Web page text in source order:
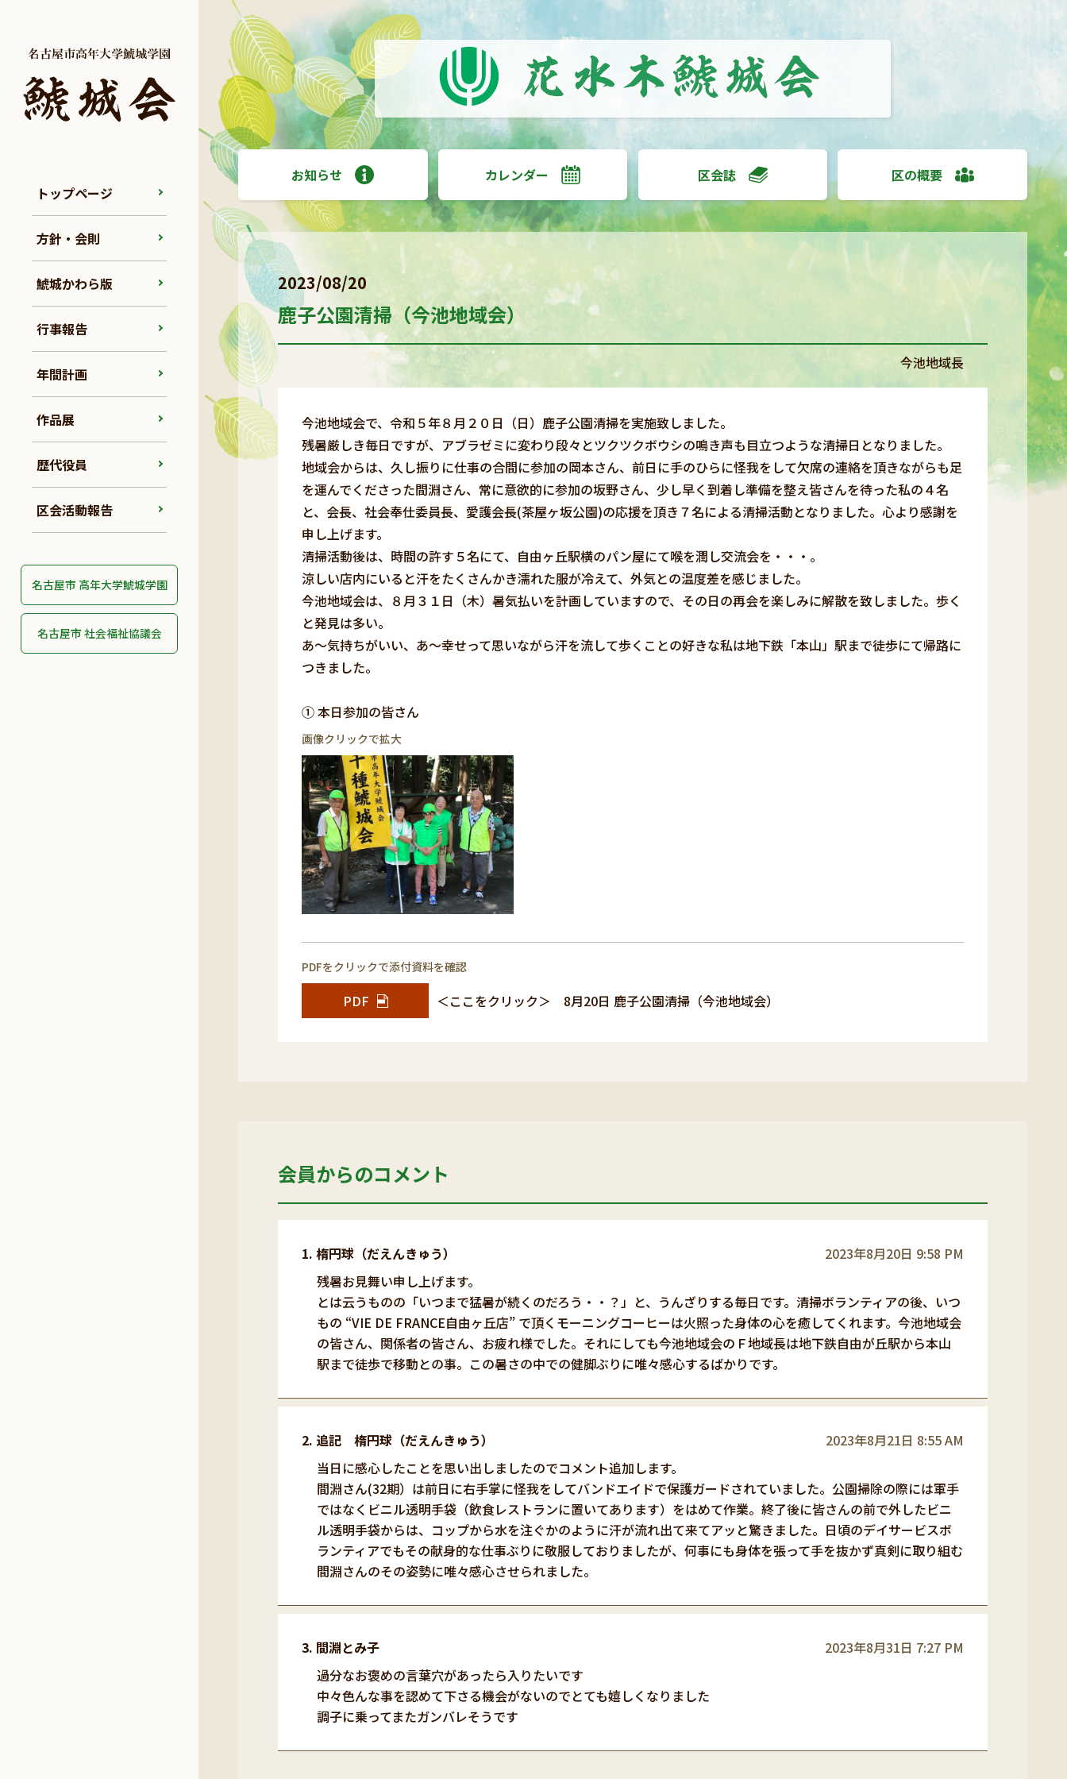
トップページ
方針・会則
鯱城かわら版
行事報告
年間計画
作品展
歴代役員
区会活動報告
名古屋市 高年大学鯱城学園
名古屋市 社会福祉協議会
お知らせ カレンダー 区会誌 区の概要
2023/08/20
鹿子公園清掃（今池地域会）
今池地域長
今池地域会で、令和５年８月２０日（日）鹿子公園清掃を実施致しました。
残暑厳しき毎日ですが、アブラゼミに変わり段々とツクツクボウシの鳴き声も目立つような清掃日となりました。
地域会からは、久し振りに仕事の合間に参加の岡本さん、前日に手のひらに怪我をして欠席の連絡を頂きながらも足
を運んでくださった間淵さん、常に意欲的に参加の坂野さん、少し早く到着し準備を整え皆さんを待った私の４名
と、会長、社会奉仕委員長、愛護会長(茶屋ヶ坂公園)の応援を頂き７名による清掃活動となりました。心より感謝を
申し上げます。
清掃活動後は、時間の許す５名にて、自由ヶ丘駅横のパン屋にて喉を潤し交流会を・・・。
涼しい店内にいると汗をたくさんかき濡れた服が冷えて、外気との温度差を感じました。
今池地域会は、８月３１日（木）暑気払いを計画していますので、その日の再会を楽しみに解散を致しました。歩く
と発見は多い。
あ～気持ちがいい、あ～幸せって思いながら汗を流して歩くことの好きな私は地下鉄「本山」駅まで徒歩にて帰路に
つきました。
① 本日参加の皆さん
画像クリックで拡大
PDFをクリックで添付資料を確認
PDF ＜ここをクリック＞ 8月20日 鹿子公園清掃（今池地域会）
会員からのコメント
楕円球（だえんきゅう）
2023年8月20日 9:58 PM
残暑お見舞い申し上げます。
とは云うものの「いつまで猛暑が続くのだろう・・？」と、うんざりする毎日です。清掃ボランティアの後、いつ
もの “VIE DE FRANCE自由ヶ丘店” で頂くモーニングコーヒーは火照った身体の心を癒してくれます。今池地域会
の皆さん、関係者の皆さん、お疲れ様でした。それにしても今池地域会のＦ地域長は地下鉄自由が丘駅から本山
駅まで徒歩で移動との事。この暑さの中での健脚ぶりに唯々感心するばかりです。
追記 楕円球（だえんきゅう）
2023年8月21日 8:55 AM
当日に感心したことを思い出しましたのでコメント追加します。
間淵さん(32期）は前日に右手掌に怪我をしてバンドエイドで保護ガードされていました。公園掃除の際には軍手
ではなくビニル透明手袋（飲食レストランに置いてあります）をはめて作業。終了後に皆さんの前で外したビニ
ル透明手袋からは、コップから水を注ぐかのように汗が流れ出て来てアッと驚きました。日頃のデイサービスボ
ランティアでもその献身的な仕事ぶりに敬服しておりましたが、何事にも身体を張って手を抜かず真剣に取り組む
間淵さんのその姿勢に唯々感心させられました。
間淵とみ子
2023年8月31日 7:27 PM
過分なお褒めの言葉穴があったら入りたいです
中々色んな事を認めて下さる機会がないのでとても嬉しくなりました
調子に乗ってまたガンバレそうです